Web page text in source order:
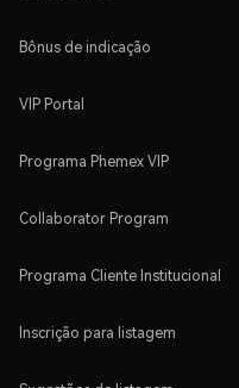
Bônus de indicação
VIP Portal
Programa Phemex VIP
Collaborator Program
Programa Cliente Institucional
Inscrição para listagem